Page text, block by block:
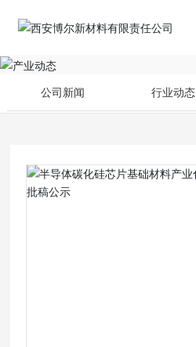
公司新闻 行业动态